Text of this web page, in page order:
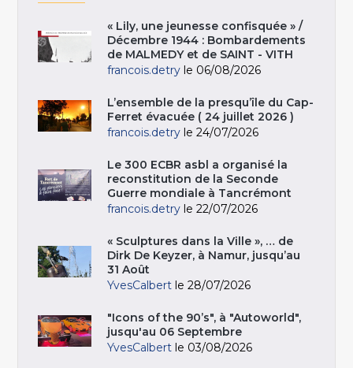
« Lily, une jeunesse confisquée » /
Décembre 1944 : Bombardements
de MALMEDY et de SAINT - VITH
francois.detry le 06/08/2026
L’ensemble de la presqu’île du Cap-
Ferret évacuée ( 24 juillet 2026 )
francois.detry le 24/07/2026
Le 300 ECBR asbl a organisé la
reconstitution de la Seconde
Guerre mondiale à Tancrémont
francois.detry le 22/07/2026
« Sculptures dans la Ville », … de
Dirk De Keyzer, à Namur, jusqu’au
31 Août
YvesCalbert le 28/07/2026
"Icons of the 90’s", à "Autoworld",
jusqu'au 06 Septembre
YvesCalbert le 03/08/2026